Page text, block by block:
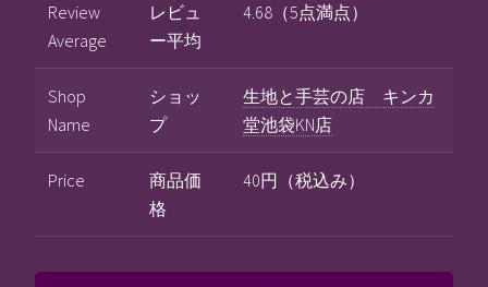
Review
Average
レビュ
ー平均
4.68（5点満点）
Shop
Name
ショッ
プ
生地と手芸の店 キンカ
堂池袋KN店
Price
商品価
格
40円（税込み）